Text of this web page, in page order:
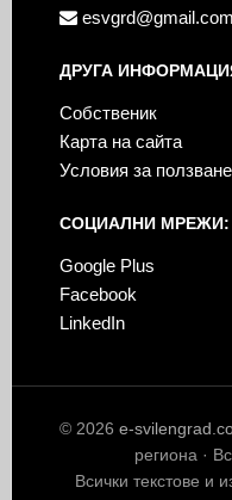
esvgrd@gmail.com
ДРУГА
Собственик
Карта на сайта
Условия за ползване
СОЦИАЛНИ МРЕЖИ:
Google Plus
Facebook
LinkedIn
© 2026e-
региона ·
Всички текстове и